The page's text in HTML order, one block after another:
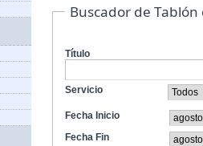
Buscador de
Título
Servicio
Fecha Inicio
Fecha Fin